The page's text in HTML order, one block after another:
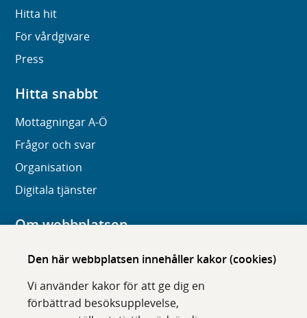
Den här webbplatsen innehåller kakor (cookies)
Vi använder kakor för att ge dig en
förbättrad besöksupplevelse,
Hitta hit
För vårdgivare
Press
Hitta snabbt
Mottagningar A-Ö
Frågor och svar
Organisation
Digitala tjänster
Om webbplatsen
Om karolinska.se
Tillgänglighet